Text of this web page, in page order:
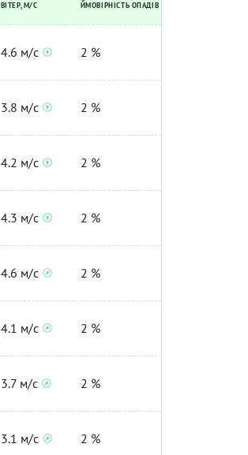
ВІТЕР, М/С ЙМОВІРНІСТЬ ОПАДІВ
4.6 м/с 2 %
3.8 м/с 2 %
4.2 м/с 2 %
4.3 м/с 2 %
4.6 м/с 2 %
4.1 м/с 2 %
3.7 м/с 2 %
3.1 м/с 2 %